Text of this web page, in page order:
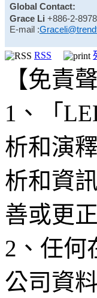
Global Contact:
Grace Li +886-2-
E-mail :
RSS
【免責
1、「
析和演
析和資
善或更
2、任何
公司資